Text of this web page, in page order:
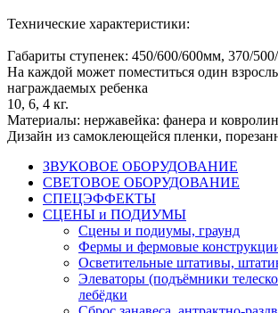
Технические характеристики:
Габариты ступенек: 450/600/600мм, 370/
На каждой может поместиться один
награждаемых ребенка
10, 6, 4 кг.
Материалы: нержавейка: фанера и
Дизайн из самоклеющейся пленки,
ЗВУКОВОЕ ОБОРУДОВАНИЕ
СВЕТОВОЕ ОБОРУДОВАНИЕ
СПЕЦЭФФЕКТЫ
СЦЕНЫ и ПОДИУМЫ
Сцены и подиумы, граунд
Фермы и фермовые
Осветительные штативы,
Элеваторы (подъёмники
лебёдки